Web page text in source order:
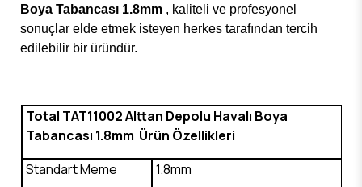
Boya Tabancası 1.8mm , kaliteli ve profesyonel
sonuçlar elde etmek isteyen herkes tarafından tercih
edilebilir bir üründür.
Total TAT11002 Alttan Depolu Havalı Boya
Tabancası 1.8mm Ürün Özellikleri
Standart Meme
1.8mm